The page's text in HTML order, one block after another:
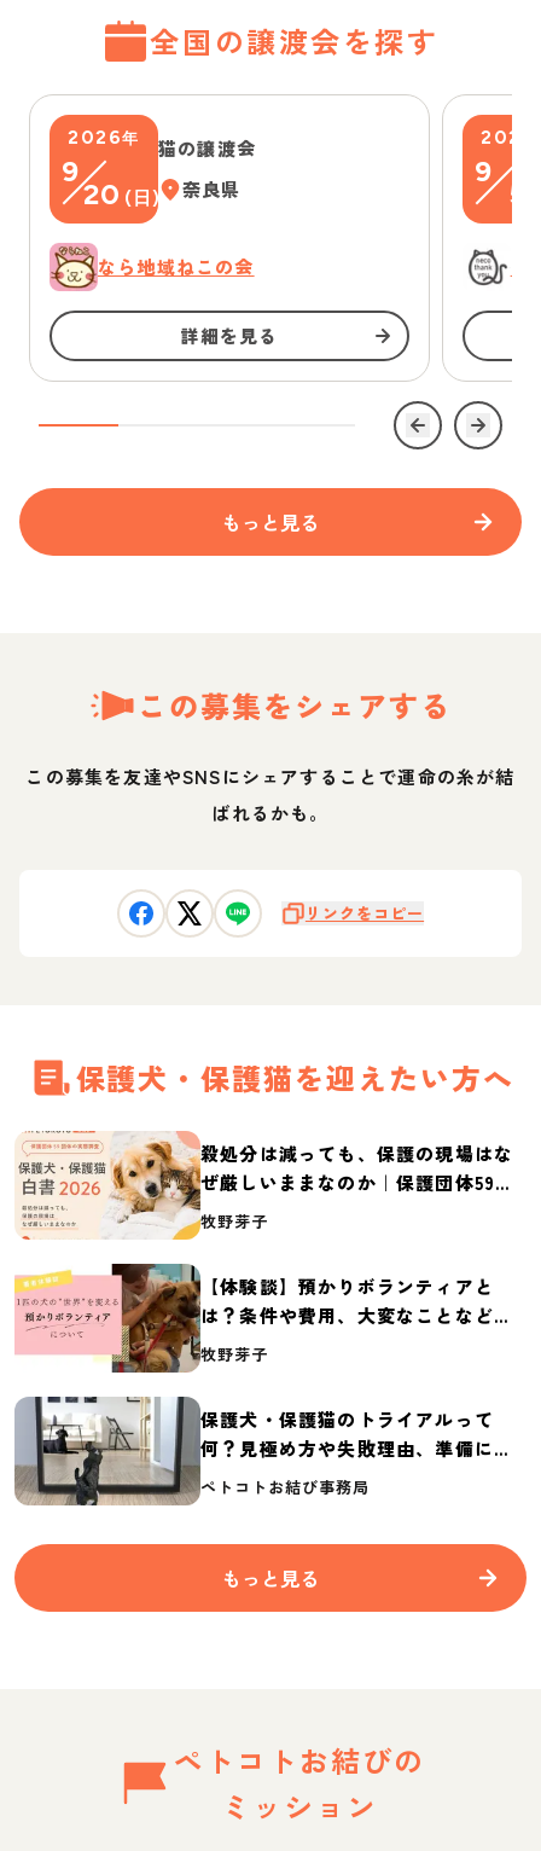
全国の譲渡会を探す
2026年
9
20 ( 日)
猫の譲渡会
奈良県
なら地域ねこの会
詳細を見る
2026
9
5
もっと見る
この募集をシェアする
この募集を友達やSNSにシェアすることで運命の糸が結
ばれるかも。
リンクをコピー
保護犬・保護猫を迎えたい方へ
殺処分は減っても、保護の現場はな
ぜ厳しいままなのか｜保護団体59団
体の実態調査【保護犬・保護猫白書
牧野芽子
【体験談】預かりボランティアと
は？条件や費用、大変なことなど紹
介
牧野芽子
保護犬・保護猫のトライアルって
何？見極め方や失敗理由、準備に必
要なものを紹介
ペトコトお結び事務局
もっと見る
ペトコトお結びの
ミッション